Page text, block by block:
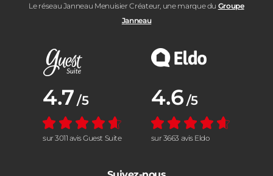
Le réseau Janneau Menuisier Créateur, une marque du Groupe
Janneau
Note moyenne :
4.7 /5
sur 3011 avis Guest Suite
Note moyenne :
4.6 /5
sur 3663 avis Eldo